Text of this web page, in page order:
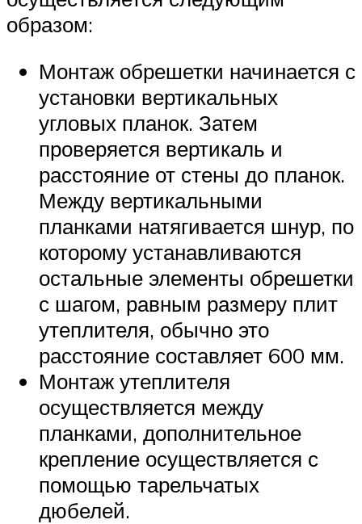
образом:
Монтаж обрешетки начинается с
установки вертикальных
угловых планок. Затем
проверяется вертикаль и
расстояние от стены до планок.
Между вертикальными
планками натягивается шнур, по
которому устанавливаются
остальные элементы обрешетки
с шагом, равным размеру плит
утеплителя, обычно это
расстояние составляет 600 мм.
Монтаж утеплителя
осуществляется между
планками, дополнительное
крепление осуществляется с
помощью тарельчатых
дюбелей.